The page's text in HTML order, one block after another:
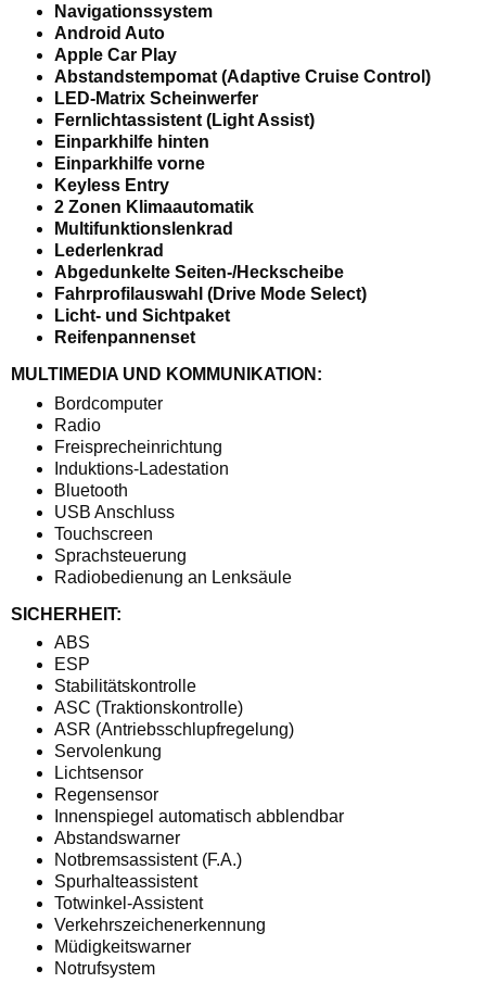
Navigationssystem
Android Auto
Apple Car Play
Abstandstempomat (Adaptive Cruise Control)
LED-Matrix Scheinwerfer
Fernlichtassistent (Light Assist)
Einparkhilfe hinten
Einparkhilfe vorne
Keyless Entry
2 Zonen Klimaautomatik
Multifunktionslenkrad
Lederlenkrad
Abgedunkelte Seiten-/Heckscheibe
Fahrprofilauswahl (Drive Mode Select)
Licht- und Sichtpaket
Reifenpannenset
MULTIMEDIA UND KOMMUNIKATION:
Bordcomputer
Radio
Freisprecheinrichtung
Induktions-Ladestation
Bluetooth
USB Anschluss
Touchscreen
Sprachsteuerung
Radiobedienung an Lenksäule
SICHERHEIT:
ABS
ESP
Stabilitätskontrolle
ASC (Traktionskontrolle)
ASR (Antriebsschlupfregelung)
Servolenkung
Lichtsensor
Regensensor
Innenspiegel automatisch abblendbar
Abstandswarner
Notbremsassistent (F.A.)
Spurhalteassistent
Totwinkel-Assistent
Verkehrszeichenerkennung
Müdigkeitswarner
Notrufsystem